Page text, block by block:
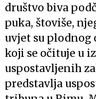
društvo biva
puka, štoviše,
uvjet su plodnog
koji se očituje u
uspostavljenih
predstavlja